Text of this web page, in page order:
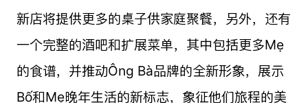
新店将提供更多的桌子供家庭聚餐，另外，还有
一个完整的酒吧和扩展菜单，其中包括更多Mẹ
的食谱，并推动Ông Bà品牌的全新形象，展示
Bố和Mẹ晚年生活的新标志，象征他们旅程的美